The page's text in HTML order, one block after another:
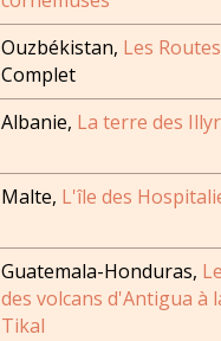
Ouzbékistan, Les
Complet
Albanie, La terre des
Malte, L'île des
Guatemala-Honduras,
des volcans d'Antigua à
Tikal